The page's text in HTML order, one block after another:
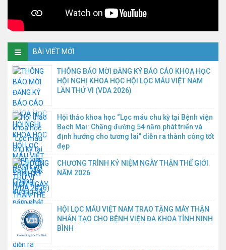
BÀI VIẾT MỚI
THÔNG BÁO MỜI ĐĂNG KÝ BÁO CÁO KHOA HỌC
HỘI NGHỊ KHOA HỌC HỘI LỌC MÁU VIỆT NAM
LẦN THỨ VI (VDA 2026)
Hội thảo khoa học “Lọc máu chu kỳ tại Bệnh viện
Bạch Mai: Chặng đường 54 năm phát triển và
định hướng cho tương lai” diễn ra thành công tốt
đẹp
CHƯƠNG TRÌNH KỶ NIỆM NGÀY THẬN THẾ GIỚI
NĂM 2026
HỘI LỌC MÁU VIỆT NAM TRAO TẶNG MÁY THẬN
NHÂN TẠO CHO BỆNH VIỆN ĐA KHOA TỈNH NINH
BÌNH